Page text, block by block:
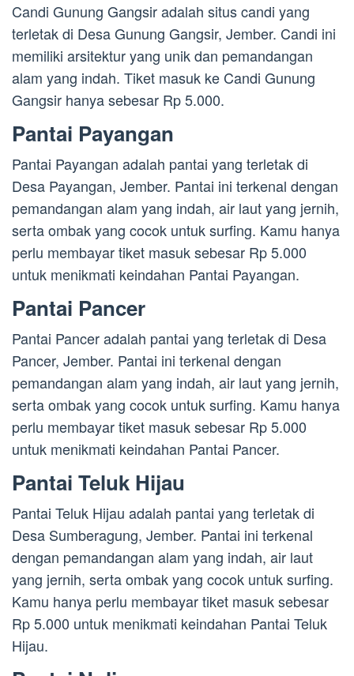
Candi Gunung Gangsir adalah situs candi yang
terletak di Desa Gunung Gangsir, Jember. Candi ini
memiliki arsitektur yang unik dan pemandangan
alam yang indah. Tiket masuk ke Candi Gunung
Gangsir hanya sebesar Rp 5.000.
Pantai Payangan
Pantai Payangan adalah pantai yang terletak di
Desa Payangan, Jember. Pantai ini terkenal dengan
pemandangan alam yang indah, air laut yang jernih,
serta ombak yang cocok untuk surfing. Kamu hanya
perlu membayar tiket masuk sebesar Rp 5.000
untuk menikmati keindahan Pantai Payangan.
Pantai Pancer
Pantai Pancer adalah pantai yang terletak di Desa
Pancer, Jember. Pantai ini terkenal dengan
pemandangan alam yang indah, air laut yang jernih,
serta ombak yang cocok untuk surfing. Kamu hanya
perlu membayar tiket masuk sebesar Rp 5.000
untuk menikmati keindahan Pantai Pancer.
Pantai Teluk Hijau
Pantai Teluk Hijau adalah pantai yang terletak di
Desa Sumberagung, Jember. Pantai ini terkenal
dengan pemandangan alam yang indah, air laut
yang jernih, serta ombak yang cocok untuk surfing.
Kamu hanya perlu membayar tiket masuk sebesar
Rp 5.000 untuk menikmati keindahan Pantai Teluk
Hijau.